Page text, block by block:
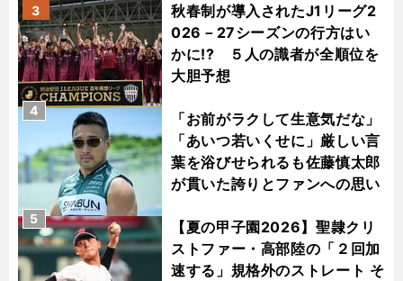
秋春制が導入されたJ1リーグ2
026－27シーズンの行方はい
かに!? ５人の識者が全順位を
大胆予想
3
「お前がラクして生意気だな」
「あいつ若いくせに」厳しい言
葉を浴びせられるも佐藤慎太郎
が貫いた誇りとファンへの思い
4
【夏の甲子園2026】聖隷クリ
ストファー・高部陸の「２回加
速する」規格外のストレート そ
5